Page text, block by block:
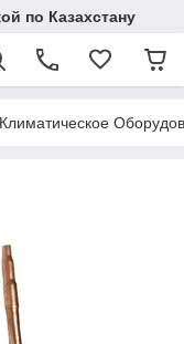
по Казахстану